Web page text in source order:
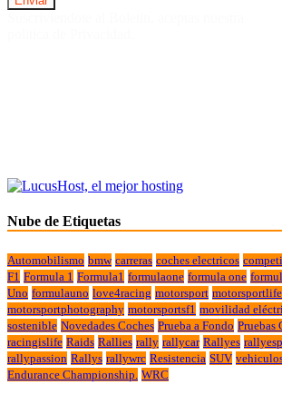
Nube de Etiquetas
Automobilismo bmw carreras coches electricos
F1 Formula 1 Formula1 formulaone formula one
Uno formulauno love4racing motorsport motorsportlife
motorsportphotography motorsportsf1 movilidad
sostenible Novedades Coches Prueba a Fondo Pruebas
racingislife Raids Rallies rally rallycar Rallyes
rallypassion Rallys rallywrc Resistencia SUV
Endurance Championship. WRC